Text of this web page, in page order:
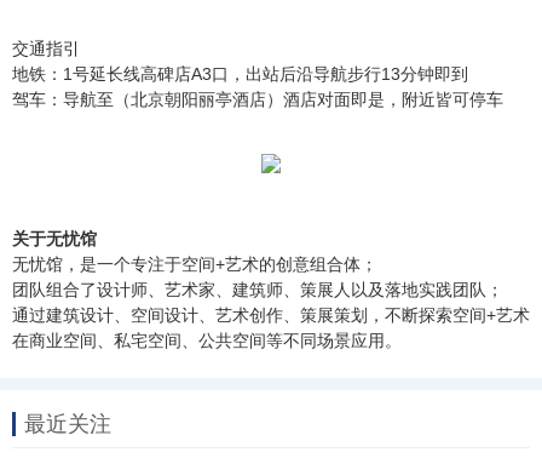
交通指引
地铁：1号延长线高碑店A3口，出站后沿导航步行13分钟即到
驾车：导航至（北京朝阳丽亭酒店）酒店对面即是，附近皆可停车
关于无忧馆
无忧馆，是一个专注于空间+艺术的创意组合体；
团队组合了设计师、艺术家、建筑师、策展人以及落地实践团队；
通过建筑设计、空间设计、艺术创作、策展策划，不断探索空间+艺术
在商业空间、私宅空间、公共空间等不同场景应用。
最近关注